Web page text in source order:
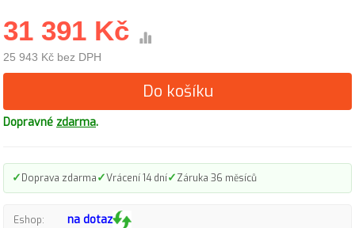
31 391 Kč
25 943 Kč bez DPH
Do košíku
Dopravné zdarma.
✓Doprava zdarma✓Vrácení 14 dní✓Záruka 36 měsíců
Eshop: na dotaz